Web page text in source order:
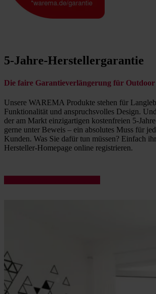
5-Jahre-Herstellergarantie
Die faire Garantieverlängerung für
Unsere WAREMA Produkte stehen für
Funktionalität und anspruchsvolles Design.
der am Markt einzigartigen kostenfreien 5-
gerne unter Beweis – ein absolutes Muss für
Kunden. Was Sie dafür tun müssen? Einfach
Hersteller-Homepage online registrieren.